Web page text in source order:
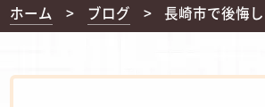
ホーム ブログ 長崎市で後悔